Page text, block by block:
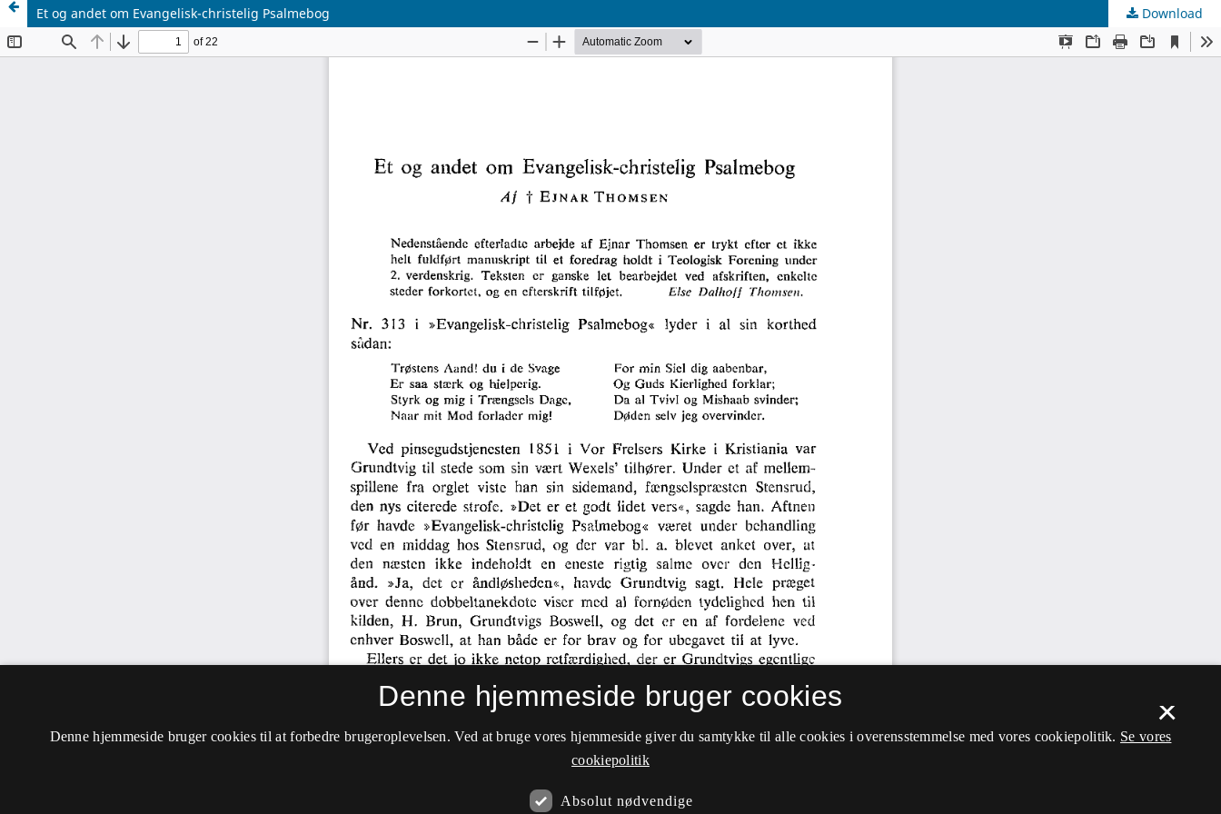
Et og andet om Evangelisk-christelig Psalmebog Download
×
Denne hjemmeside bruger cookies
Denne hjemmeside bruger cookies til at forbedre brugeroplevelsen. Ved at bruge vores hjemmeside giver du samtykke til alle cookies i overensstemmelse med vores cookiepolitik. Se vores
cookiepolitik
Absolut nødvendige